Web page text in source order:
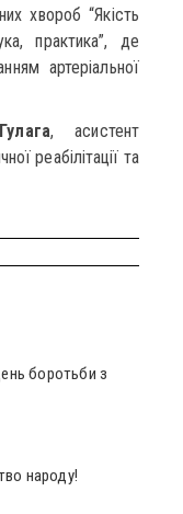
хвороб “Якість
практика”, де
артеріальної
, асистент
реабілітації та
боротьби з
народу!